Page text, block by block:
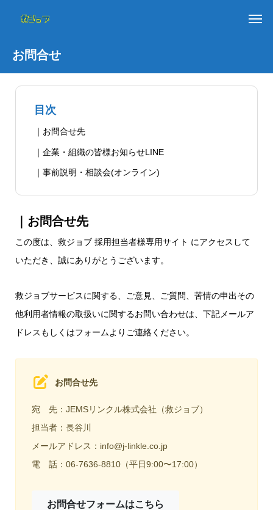
お問合せ
目次
｜お問合せ先
｜企業・組織の皆様お知らせLINE
｜事前説明・相談会(オンライン)
｜お問合せ先
この度は、救ジョブ 採用担当者様専用サイト にアクセスして
いただき、誠にありがとうございます。
救ジョブサービスに関する、ご意見、ご質問、苦情の申出その
他利用者情報の取扱いに関するお問い合わせは、下記メールア
ドレスもしくはフォームよりご連絡ください。
お問合せ先
宛 先：JEMSリンクル株式会社（救ジョブ）
担当者：長谷川
メールアドレス：info@j-linkle.co.jp
電 話：06-7636-8810（平日9:00〜17:00）
お問合せフォームはこちら